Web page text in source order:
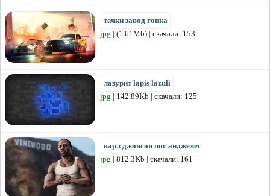
тачки завод гонка
jpg | (1.61Mb) | скачали: 153
лазурит lapis lazuli
jpg | 142.89Kb | скачали: 125
карл джонсон лос анджелес
jpg | 812.3Kb | скачали: 161